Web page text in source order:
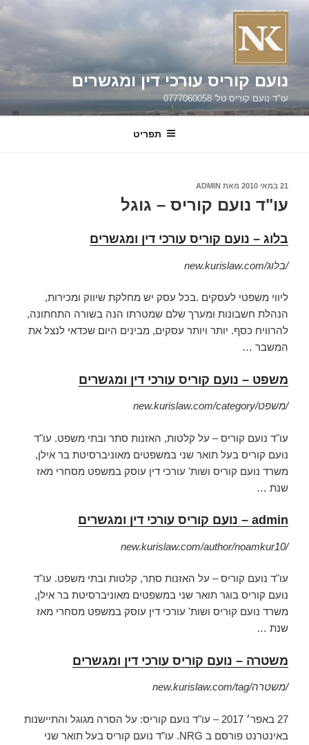
דילוג
נועם קוריס עורכי דין ומגשרים
עו"ד נועם קוריס טל' 0777060058
תפריט
פורסם
21 במאי 2010 מאת ADMIN
עו"ד נועם קוריס – גוגל
בלוג – נועם קוריס עורכי דין ומגשרים
new.kurislaw.com/בלוג/
ליווי משפטי לעסקים .בכל עסק יש מחלקת שיווק ומכירות,
הנהלת חשבונות ומערך שלם שמטרתו הנה בשורה התחתונה,
להרוויח כסף. יותר ויותר עסקים, מבינים היום שכדאי לנצל את
המשבר …
משפט – נועם קוריס עורכי דין ומגשרים
new.kurislaw.com/category/משפט/
עו"ד נועם קוריס – על קלטות, האזנות סתר ובתי משפט. עו"ד
נועם קוריס בעל תואר שני במשפטים מאוניברסיטת בר אילן,
משרד נועם קוריס ושות' עורכי דין עוסק במשפט מסחרי מאז
שנת …
admin – נועם קוריס עורכי דין ומגשרים
new.kurislaw.com/author/noamkur10/
עו"ד נועם קוריס – על האזנות סתר, קלטות ובתי משפט. עו"ד
נועם קוריס בוגר תואר שני במשפטים מאוניברסיטת בר אילן,
משרד נועם קוריס ושות' עורכי דין עוסק במשפט מסחרי מאז
שנת …
משטרה – נועם קוריס עורכי דין ומגשרים
new.kurislaw.com/tag/משטרה/
27 באפר׳ 2017 –
עו"ד נועם קוריס: על הסרה מגוגל והתיישנות
באינטרנט פורסם ב NRG. עו”ד נועם קוריס בעל תואר שני